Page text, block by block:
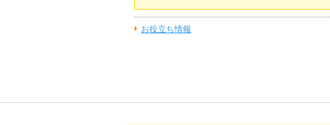
お役立ち情報